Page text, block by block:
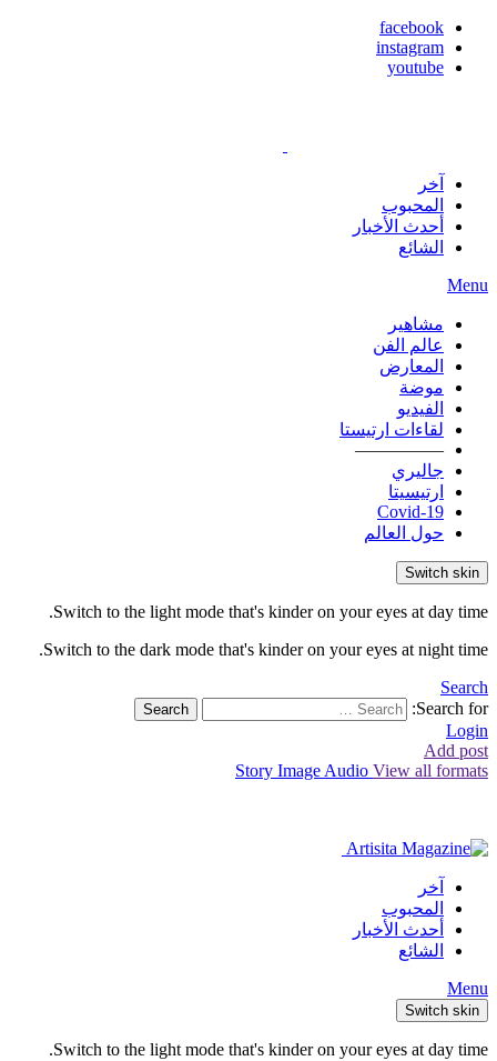
facebook
instagram
youtube
آخر
المحبوب
أحدث الأخبار
الشائع
Menu
مشاهير
عالم الفن
المعارض
موضة
الفيديو
لقاءات ارتيستا
—————
جاليري
ارتيسيتا
Covid-19
حول العالم
Switch skin
Switch to the light mode that's kinder on your eyes at day time.
Switch to the dark mode that's kinder on your eyes at night time.
Search
Search for:
Search
Login
Add post
Story Image Audio View all formats
آخر
المحبوب
أحدث الأخبار
الشائع
Menu
Switch skin
Switch to the light mode that's kinder on your eyes at day time.